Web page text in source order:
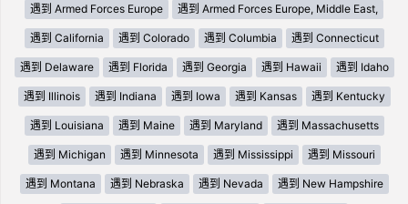
遇到 Armed Forces Europe 遇到 Armed Forces Europe, Middle East,
遇到 California 遇到 Colorado 遇到 Columbia 遇到 Connecticut
遇到 Delaware 遇到 Florida 遇到 Georgia 遇到 Hawaii 遇到 Idaho
遇到 Illinois 遇到 Indiana 遇到 Iowa 遇到 Kansas 遇到 Kentucky
遇到 Louisiana 遇到 Maine 遇到 Maryland 遇到 Massachusetts
遇到 Michigan 遇到 Minnesota 遇到 Mississippi 遇到 Missouri
遇到 Montana 遇到 Nebraska 遇到 Nevada 遇到 New Hampshire